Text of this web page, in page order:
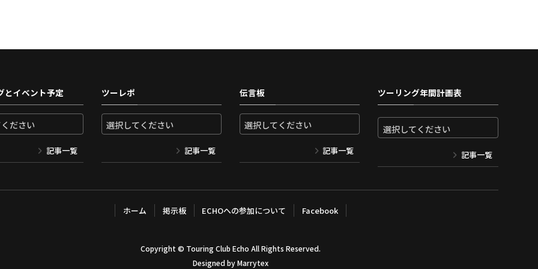
とイベント予定
記事一覧
ツーレポ
記事一覧
伝言板
記事一覧
ツーリング年間計画表
記事一覧
ホーム 掲示板 ECHOへの参加について Facebook
Copyright © Touring Club Echo All Rights Reserved.
Designed byMarrytex